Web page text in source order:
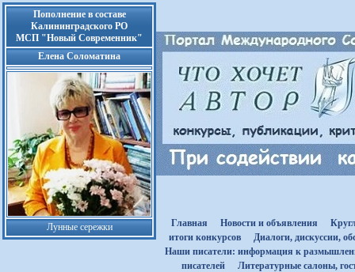
Пополнение в составе
Калининградского РО
МСП "Новый Современник"
Елена Соломатина
Лунные сережки Главная Новости и объявления
итоги конкурсов
Диалоги, дискуссии,
Наши писатели: информация к
писателей
Литературные салоны,